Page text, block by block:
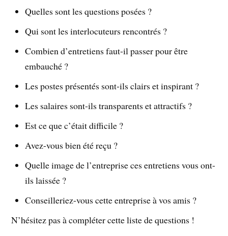
Quelles sont les questions posées ?
Qui sont les interlocuteurs rencontrés ?
Combien d’entretiens faut-il passer pour être
embauché ?
Les postes présentés sont-ils clairs et inspirant ?
Les salaires sont-ils transparents et attractifs ?
Est ce que c’était difficile ?
Avez-vous bien été reçu ?
Quelle image de l’entreprise ces entretiens vous ont-
ils laissée ?
Conseilleriez-vous cette entreprise à vos amis ?
N’hésitez pas à compléter cette liste de questions !